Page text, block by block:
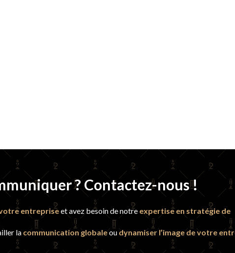
? Contactez-nous !
entrepriseet avez besoin de notre expertise en stratégie de
la communication globaleou dynamiser l’image de votre